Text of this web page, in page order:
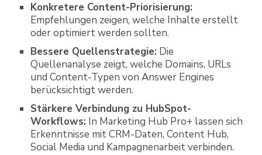
Konkretere Content-Priorisierung:
Empfehlungen zeigen, welche Inhalte erstellt
oder optimiert werden sollten.
Bessere Quellenstrategie: Die
Quellenanalyse zeigt, welche Domains, URLs
und Content-Typen von Answer Engines
berücksichtigt werden.
Stärkere Verbindung zu HubSpot-
Workflows: In Marketing Hub Pro+ lassen sich
Erkenntnisse mit CRM-Daten, Content Hub,
Social Media und Kampagnenarbeit verbinden.